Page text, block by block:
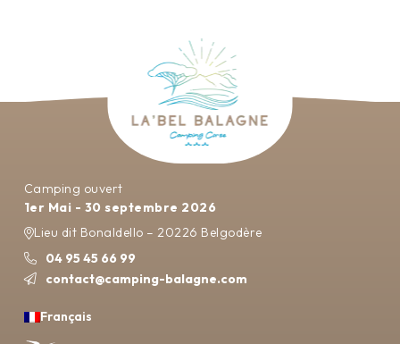
Camping ouvert
1er Mai - 30 septembre 2026
Lieu dit Bonaldello – 20226 Belgodère
04 95 45 66 99
contact@camping-balagne.com
Français